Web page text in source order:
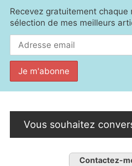
Recevez gratuitement chaque
sélection de mes meilleurs
Vous souhaitez
Contactez-